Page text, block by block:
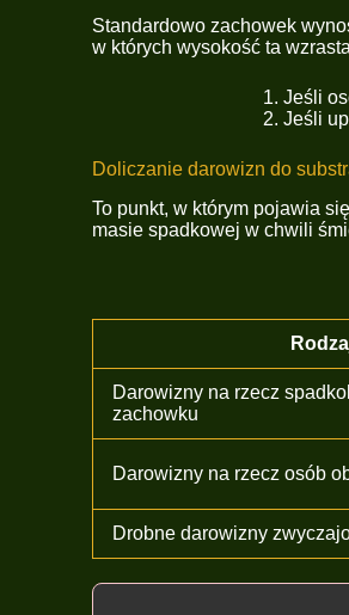
Standardowo zachowek
w których wysokość ta
Jeśli
Jeśli
Doliczanie darowizn do
To punkt, w którym pojawia
masie spadkowej w chwili
Darowizny na rzecz
zachowku
Darowizny na rzecz osób
Drobne darowizny